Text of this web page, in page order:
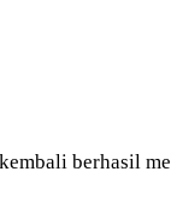
berhasil